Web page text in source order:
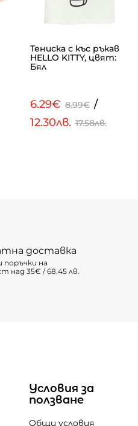
Тениска с къс ръкав
HELLO KITTY, цвят:
Бял
6.29€ 8.99€ /
12.30лв. 17.58лв.
доставка
поръчки на
над 35€ / 68.45 лв.
Условия за
ползване
Общи условия